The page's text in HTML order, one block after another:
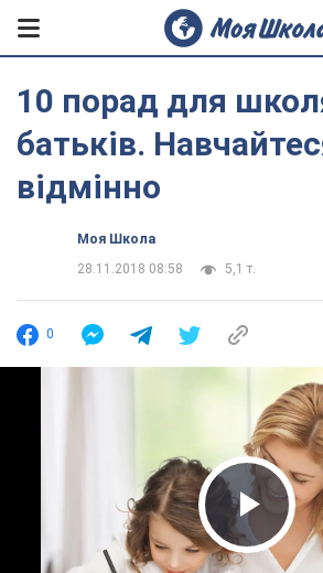
10 порад для
батьків.
відмінно
Моя Школа
28.11.2018 08:58
5,1 т.
0
Play